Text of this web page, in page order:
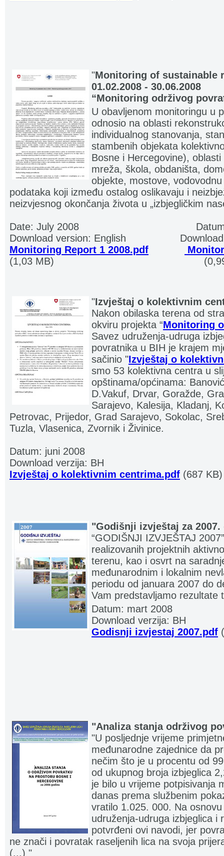
"Monitoring of sustainable
01.02.2008 - 30.06.2008
“Monitoring održivog
U obavljenom monitoringu u
odnosio na oblasti
individualnog stanovanja,
stambenih objekata
Bosne i Hercegovine),
mreža, škola, obdaništa,
objekte, mostove,
podataka koji između ostalog oslikavaju i
neizvjesnog okončanja života u „izbjegličkim
Date: July 2008
Download version: English
Monitoring Report 1 2008.pdf
(1,03 MB)
"Izvještaj o kolektivnim
Nakon obilaska terena od
okviru projekta “Monitoring
Savez udruženja-udruga
povratnika u BIH je krajem
sačinio "Izvještaj o
smo 53 kolektivna centra u
opštinama/općinama:
D.Vakuf, Drvar, Goražde,
Sarajevo, Kalesija, Kladanj,
Petrovac, Prijedor, Grad Sarajevo, Sokolac,
Tuzla, Vlasenica, Zvornik i Živinice.
Datum: juni 2008
Download verzija: BH
Izvještaj o kolektivnim centrima.pdf (687 KB)
"Godišnji izvještaj za
“GODIŠNJI IZVJEŠTAJ
realizovanih projektnih
terenu, kao i osvrt na
međunarodnim i lokalnim
periodu od januara 2007 do
Vam predstavljamo rezultate
Datum: mart 2008
Download verzija: BH
Godisnji izvjestaj 2007.pdf
"Analiza stanja održivog
"U posljednje vrijeme
međunarodne zajednice da
nečim što je u procentu od
od ukupnog broja izbjeglica
je bilo u vrijeme potpisivanja
danas prema službenim
vratilo 1.025. 000. Na
udruženja-udruga izbjeglica i
potvrđeni ovi navodi, jer
ne znači i povratak raseljenih lica na svoja
(...) "